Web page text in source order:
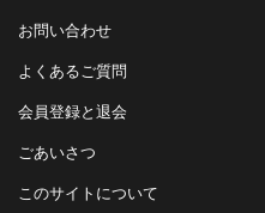
お問い合わせ
よくあるご質問
会員登録と退会
ごあいさつ
このサイトについて